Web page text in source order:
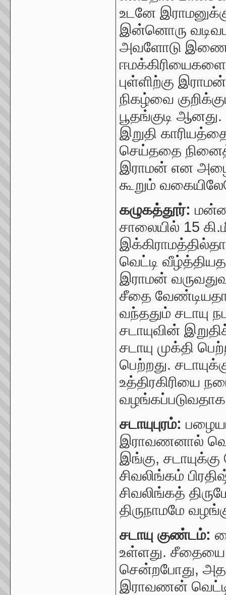
உடனே
இன்னொரு
அவளோடு
ஈமக்கிரியைகளை
புள்ளிற்கு
நிகழ்வை
பூதங்குடி
இறுதி
செய்ததை
இராமன் என
கூறும்
கழுகத்தூர்:
சாலையில் 15
வெட்டி
இராமன்
சீதை
வந்ததும் சடாயு
சடாயுவின்
சடாயு முக்தி
பெற்றது.
உத்திரகிரியை
வழங்கப்படுவதாக
சடாயுபுரம்:
இராவணனால்
இங்கு,
சிவலிங்கம்
சிவலிங்கத்
திருநாமமே
சடாயு குண்டம்:
உள்ளது. சீதையை
சென்றபோது,
இராவணன்